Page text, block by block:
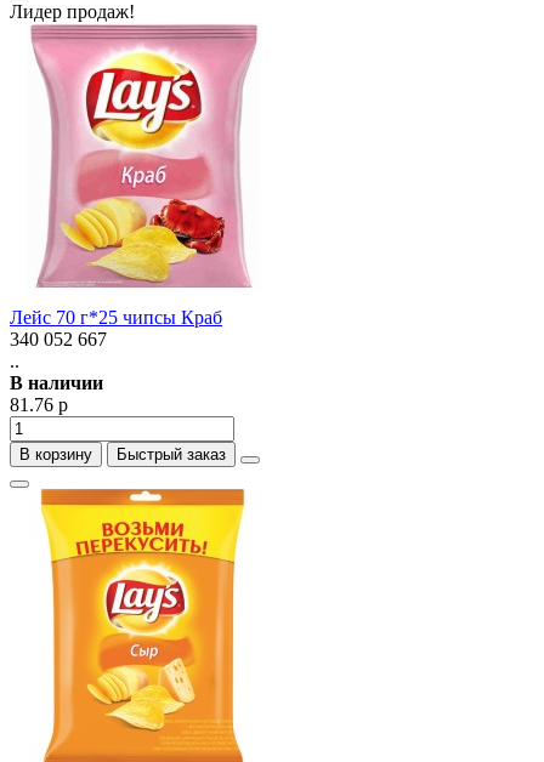
Лидер продаж!
Лейс 70 г*25 чипсы Краб
340 052 667
..
В наличии
81.76 р
В корзину Быстрый заказ